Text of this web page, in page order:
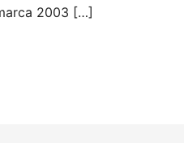
2003 […]